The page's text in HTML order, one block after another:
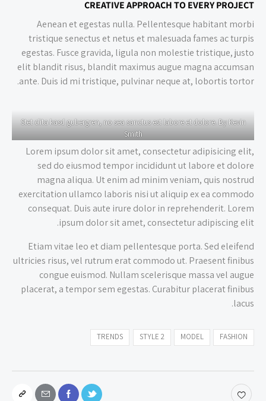
CREATIVE APPROACH TO EVERY PROJECT
Aenean et egestas nulla. Pellentesque habitant morbi
tristique senectus et netus et malesuada fames ac turpis
egestas. Fusce gravida, ligula non molestie tristique, justo
elit blandit risus, blandit maximus augue magna accumsan
ante. Duis id mi tristique, pulvinar neque at, lobortis tortor.
Stet clita kasd gubergren, no sea sanctus est labore et dolore. ByKevin
Smith
Lorem ipsum dolor sit amet, consectetur adipisicing elit,
sed do eiusmod tempor incididunt ut labore et dolore
magna aliqua. Ut enim ad minim veniam, quis nostrud
exercitation ullamco laboris nisi ut aliquip ex ea commodo
consequat. Duis aute irure dolor in reprehenderit. Lorem
ipsum dolor sit amet, consectetur adipiscing elit.
Etiam vitae leo et diam pellentesque porta. Sed eleifend
ultricies risus, vel rutrum erat commodo ut. Praesent finibus
congue euismod. Nullam scelerisque massa vel augue
placerat, a tempor sem egestas. Curabitur placerat finibus
lacus.
FASHION
MODEL
STYLE 2
TRENDS